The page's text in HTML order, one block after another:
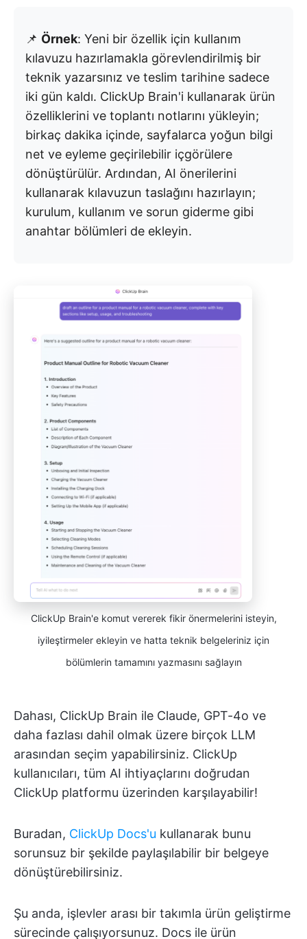
📌 Örnek: Yeni bir özellik için kullanım
kılavuzu hazırlamakla görevlendirilmiş bir
teknik yazarsınız ve teslim tarihine sadece
iki gün kaldı. ClickUp Brain'i kullanarak ürün
özelliklerini ve toplantı notlarını yükleyin;
birkaç dakika içinde, sayfalarca yoğun bilgi
net ve eyleme geçirilebilir içgörülere
dönüştürülür. Ardından, AI önerilerini
kullanarak kılavuzun taslağını hazırlayın;
kurulum, kullanım ve sorun giderme gibi
anahtar bölümleri de ekleyin.
ClickUp Brain'e komut vererek fikir önermelerini isteyin,
iyileştirmeler ekleyin ve hatta teknik belgeleriniz için
bölümlerin tamamını yazmasını sağlayın
Dahası, ClickUp Brain ile Claude, GPT-4o ve
daha fazlası dahil olmak üzere birçok LLM
arasından seçim yapabilirsiniz. ClickUp
kullanıcıları, tüm AI ihtiyaçlarını doğrudan
ClickUp platformu üzerinden karşılayabilir!
Buradan, ClickUp Docs'u kullanarak bunu
sorunsuz bir şekilde paylaşılabilir bir belgeye
dönüştürebilirsiniz.
Şu anda, işlevler arası bir takımla ürün geliştirme
sürecinde çalışıyorsunuz. Docs ile ürün